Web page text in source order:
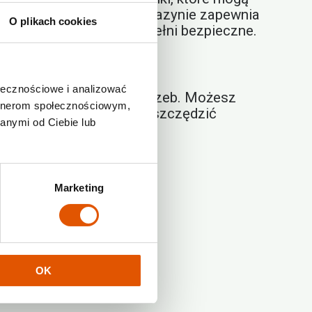
O plikach cookies
i analizować
społecznościowym,
od Ciebie lub
Marketing
OK
w profesjonalnym magazynie zapewnia
Twoje meble są w pełni bezpieczne.
do Twoich potrzeb. Możesz
które pozwala Ci oszczędzić
.
zyskujesz również:
na powrót.